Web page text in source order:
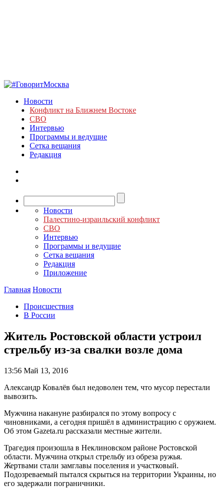
Новости
Конфликт на Ближнем Востоке
СВО
Интервью
Программы и ведущие
Сетка вещания
Редакция
Новости
Палестино-израильский конфликт
СВО
Интервью
Программы и ведущие
Сетка вещания
Редакция
Приложение
Главная Новости
Происшествия
В России
Житель Ростовской области устроил
стрельбу из-за свалки возле дома
13:56 Май 13, 2016
Александр Ковалёв был недоволен тем, что мусор перестали
вывозить.
Мужчина накануне разбирался по этому вопросу с
чиновниками, а сегодня пришёл в администрацию с оружием.
Об этом Gazeta.ru рассказали местные жители.
Трагедия произошла в Неклиновском районе Ростовской
области. Мужчина открыл стрельбу из обреза ружья.
Жертвами стали замглавы поселения и участковый.
Подозреваемый пытался скрыться на территории Украины, но
его задержали пограничники.